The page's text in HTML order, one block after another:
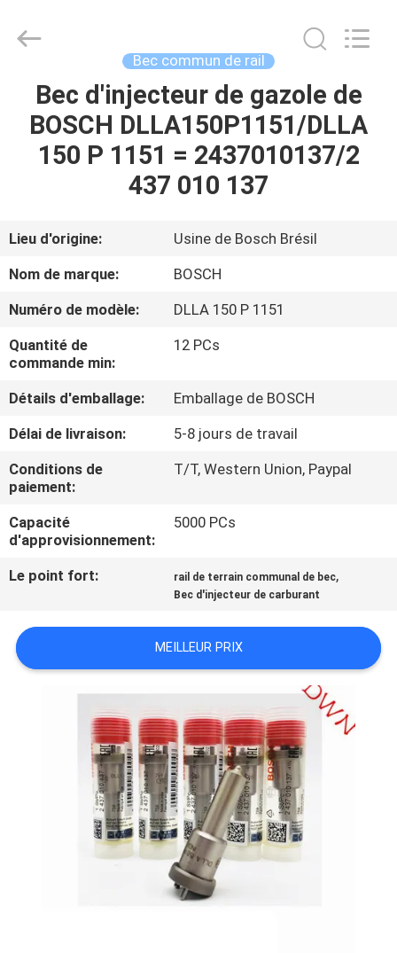
MAISON
PRODUITS
SUJET
DE
NOUS
VISITE
D'USINE
CONTRÔLE
DE
QUALITÉ
CONTACTEZ-
NOUS
DEMANDEZ
UNE
CITATION
Auto
Bec commun de rail
Bec d'injecteur de gazole de
BOSCH DLLA150P1151/DLLA
150 P 1151 = 2437010137/2
437 010 137
Lieu d'origine:
Usine de Bosch Brésil
Nom de marque:
BOSCH
Numéro de modèle:
DLLA 150 P 1151
Quantité de
commande min:
12 PCs
Détails d'emballage:
Emballage de BOSCH
Délai de livraison:
5-8 jours de travail
Conditions de
paiement:
T/T, Western Union, Paypal
Capacité
d'approvisionnement:
5000 PCs
Le point fort: rail de terrain communal de bec,
Bec d'injecteur de carburant
MEILLEUR PRIX